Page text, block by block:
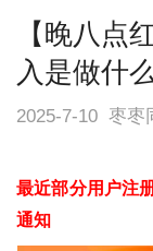
【晚八点
入是做什
2025-7-10 枣枣
最近部分用户注
通知